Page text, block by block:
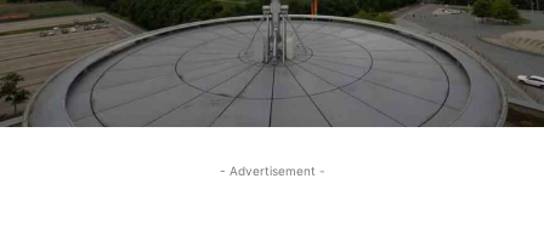
- Advertisement -